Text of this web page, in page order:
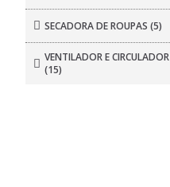
SECADORA DE ROUPAS (5)
VENTILADOR E CIRCULADOR
(15)